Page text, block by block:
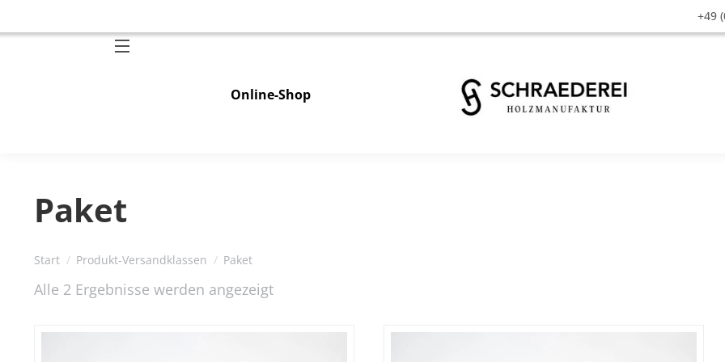
+49
Online-Shop
Paket
Start Produkt-Versandklassen Paket
Alle 2 Ergebnisse werden angezeigt